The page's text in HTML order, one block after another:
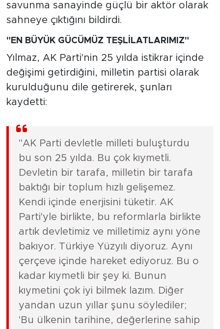
savunma sanayinde güçlü bir aktör olarak
sahneye çıktığını bildirdi.
"EN BÜYÜK GÜCÜMÜZ TEŞLİLATLARIMIZ"
Yılmaz, AK Parti'nin 25 yılda istikrar içinde
değişimi getirdiğini, milletin partisi olarak
kurulduğunu dile getirerek, şunları
kaydetti:
"AK Parti devletle milleti buluşturdu
bu son 25 yılda. Bu çok kıymetli.
Devletin bir tarafa, milletin bir tarafa
baktığı bir toplum hızlı gelişemez.
Kendi içinde enerjisini tüketir. AK
Parti'yle birlikte, bu reformlarla birlikte
artık devletimiz ve milletimiz aynı yöne
bakıyor. Türkiye Yüzyılı diyoruz. Aynı
çerçeve içinde hareket ediyoruz. Bu o
kadar kıymetli bir şey ki. Bunun
kıymetini çok iyi bilmek lazım. Diğer
yandan uzun yıllar şunu söylediler;
'Bu ülkenin tarihine, değerlerine sahip